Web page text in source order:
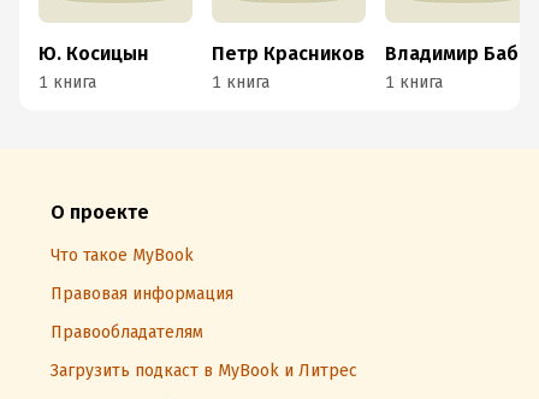
Ю. Косицын
1 книга
Петр Красников
1 книга 1 книга
О проекте
Что такое MyBook
Правовая информация
Правообладателям
Загрузить подкаст в MyBook и Литрес